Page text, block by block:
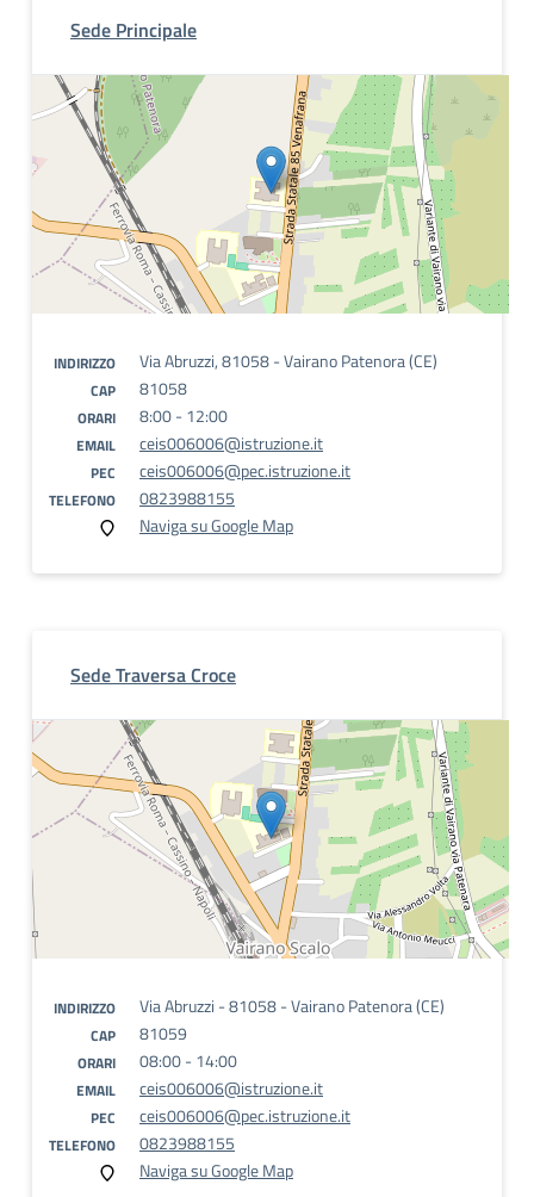
Sede Principale
INDIRIZZO Via Abruzzi, 81058 - Vairano Patenora (CE)
CAP 81058
ORARI 8:00 - 12:00
EMAIL ceis006006@istruzione.it
PEC ceis006006@pec.istruzione.it
TELEFONO
0823988155
Naviga su Google Map
Sede Traversa Croce
INDIRIZZO Via Abruzzi - 81058 - Vairano Patenora (CE)
CAP 81059
ORARI 08:00 - 14:00
EMAIL ceis006006@istruzione.it
PEC ceis006006@pec.istruzione.it
TELEFONO
0823988155
Naviga su Google Map